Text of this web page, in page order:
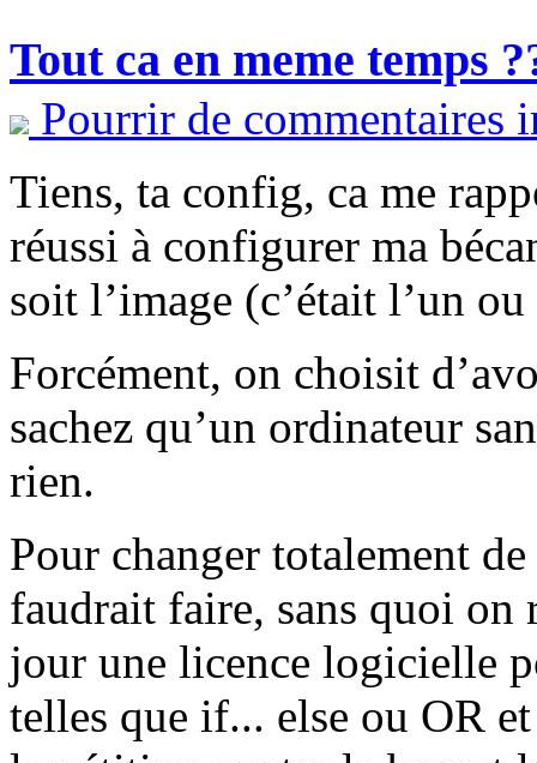
Tout ca en meme temps
Pourrir de commentaires
Tiens, ta config, ca me
réussi à configurer ma
soit l’image (c’était l’un
Forcément, on choisit
sachez qu’un ordinateur
rien.
Pour changer totalement
faudrait faire, sans quoi on
jour une licence logicielle
telles que if... else ou OR